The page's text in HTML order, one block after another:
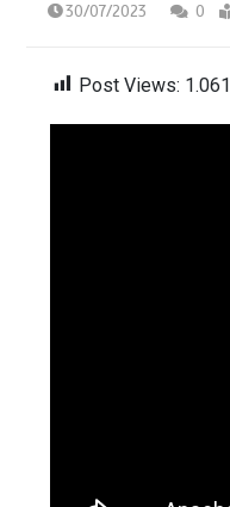
30/07/2023 0
Post Views: 1.061